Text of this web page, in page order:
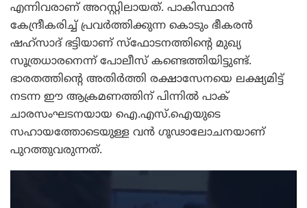
എന്നിവരാണ് അറസ്റ്റിലായത്. പാകിസ്ഥാൻ
കേന്ദ്രീകരിച്ച് പ്രവർത്തിക്കുന്ന കൊടും ഭീകരൻ
ഷഹ്സാദ് ഭട്ടിയാണ് സ്ഫോടനത്തിന്റെ മുഖ്യ
സൂത്രധാരനെന്ന് പോലീസ് കണ്ടെത്തിയിട്ടുണ്ട്.
ഭാരതത്തിന്റെ അതിർത്തി രക്ഷാസേനയെ ലക്ഷ്യമിട്ട്
നടന്ന ഈ ആക്രമണത്തിന് പിന്നിൽ പാക്
ചാരസംഘടനയായ ഐ.എസ്.ഐയുടെ
സഹായത്തോടെയുള്ള വൻ ഗൂഢാലോചനയാണ്
പുറത്തുവരുന്നത്.